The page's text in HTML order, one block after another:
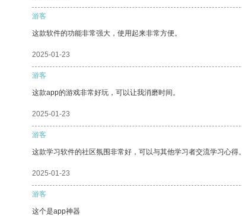
游客
这款软件的功能非常强大，使用起来非常方便。
2025-01-23
游客
这款app的游戏非常好玩，可以让我消磨时间。
2025-01-23
游客
这款学习软件的社区氛围非常好，可以与其他学习者交流学习心得。
2025-01-23
游客
这个是app神器